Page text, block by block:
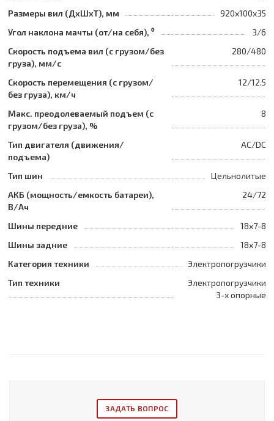
Размеры вил (ДхШхТ), мм
920x100x35
Угол наклона мачты (от/на себя), ⁰
3/6
Скорость подъема вил (с грузом/без
груза), мм/с
280/480
Скорость перемещения (с грузом/
без груза), км/ч
12/12.5
Макс. преодолеваемый подъем (с
грузом/без груза), %
8
Тип двигателя (движения/
подъема)
AC/DC
Тип шин
Цельнолитые
АКБ (мощность/емкость батареи),
В/Ач
24/72
Шины передние
18x7-8
Шины задние
18x7-8
Категория техники
Электропогрузчики
Тип техники
Электропогрузчики
3-х опорные
ЗАДАТЬ ВОПРОС